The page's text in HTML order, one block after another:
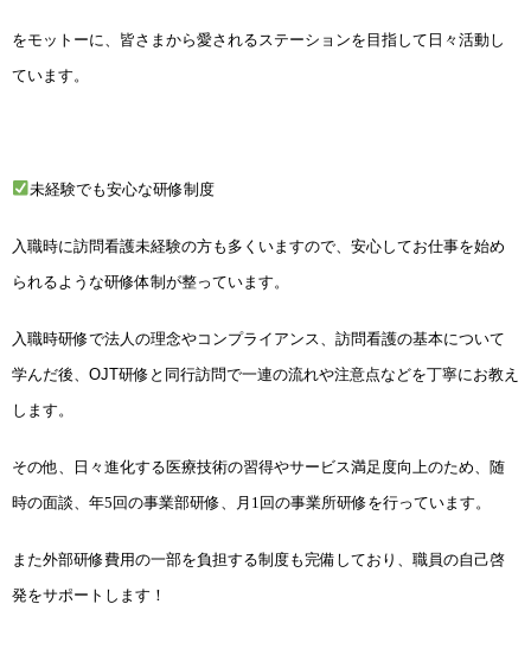
をモットーに、皆さまから愛されるステーションを目指して日々活動し
ています。
未経験でも安心な研修制度
入職時に訪問看護未経験の方も多くいますので、安心してお仕事を始め
られるような研修体制が整っています。
入職時研修で法人の理念やコンプライアンス、訪問看護の基本について
学んだ後、 OJT研修と同行訪問で一連の流れや注意点などを丁寧にお教え
します。
その他、日々進化する医療技術の習得やサービス満足度向上のため、随
時の面談、年5回の事業部研修、月1回の事業所研修を行っています。
また外部研修費用の一部を負担する制度も完備しており、職員の自己啓
発をサポートします！